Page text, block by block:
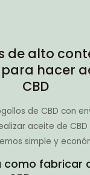
de alto
para hacer
CBD
de CBD con
aceite de CBD
simple y
como fabricar